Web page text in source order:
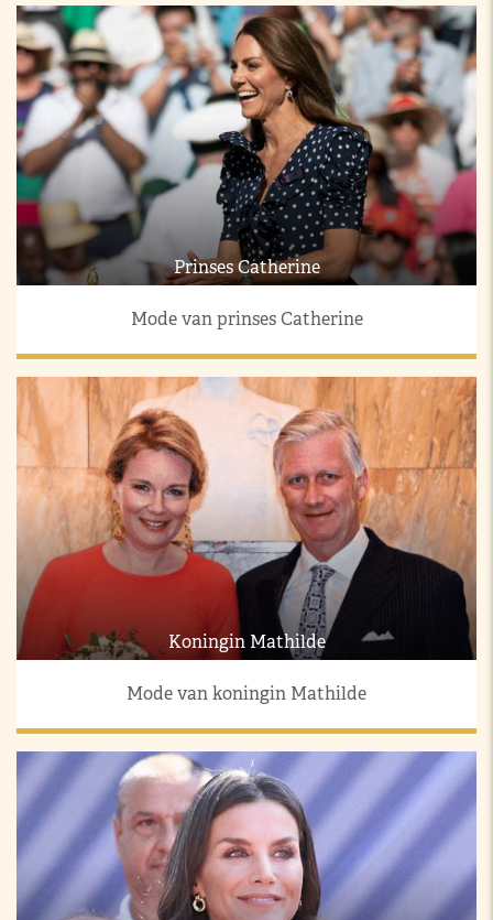
Prinses Catherine
Mode van prinses Catherine
Koningin Mathilde
Mode van koningin Mathilde